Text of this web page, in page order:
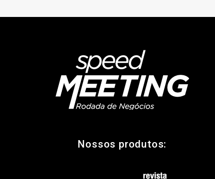
Nossos produtos: